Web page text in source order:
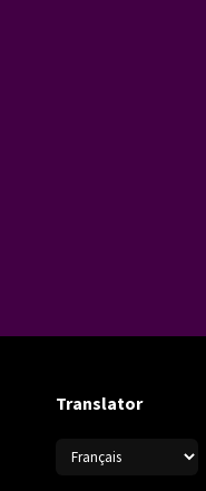
Translator